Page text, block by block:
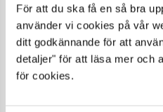
För att du ska få en så bra
använder vi cookies på vår
ditt godkännande för att
detaljer" för att läsa mer och
för cookies.